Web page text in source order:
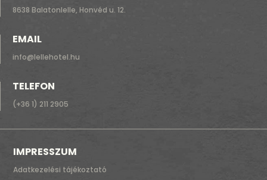
8638 Balatonlelle, Honvéd u. 12.
EMAIL
info@lellehotel.hu
TELEFON
(+36 1) 211 2905
IMPRESSZUM
Adatkezelési tájékoztató